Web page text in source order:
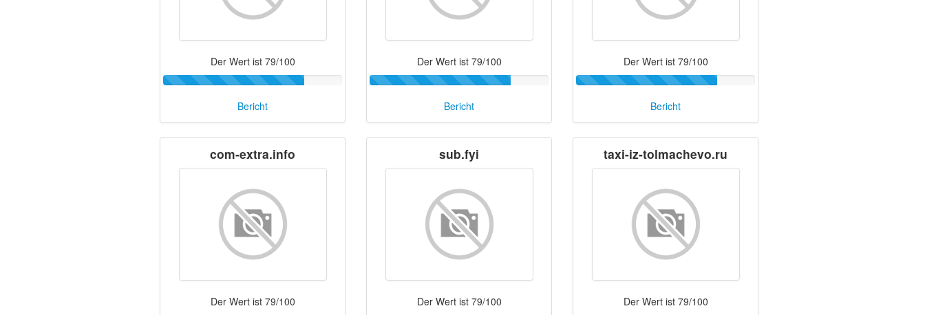
Der Wert ist 79/100
Bericht
Der Wert ist 79/100
Bericht
Der Wert ist 79/100
Bericht
com-extra.info
Der Wert ist 79/100
sub.fyi
Der Wert ist 79/100
taxi-iz-tolmachevo.ru
Der Wert ist 79/100